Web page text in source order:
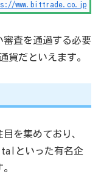
www.bittrade.co.jp
審査を通過する必要
貨だといえます。
を集めており、
といった有名企